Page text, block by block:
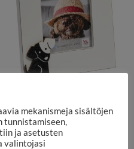
valkoinen/musta
11,00
mekanismeja sisältöjen
tunnistamiseen,
ja asetusten
valintojasi